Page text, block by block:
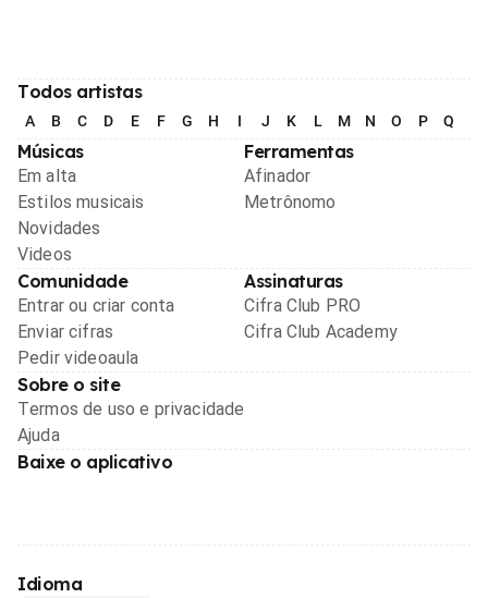
Todos artistas
A B C D E F G H I J K L M N O P Q
Músicas
Em alta
Estilos musicais
Novidades
Videos
Ferramentas
Afinador
Metrônomo
Comunidade
Entrar ou criar conta
Enviar cifras
Pedir videoaula
Assinaturas
Cifra Club PRO
Cifra Club Academy
Sobre o site
Termos de uso e privacidade
Ajuda
Baixe o aplicativo
Idioma